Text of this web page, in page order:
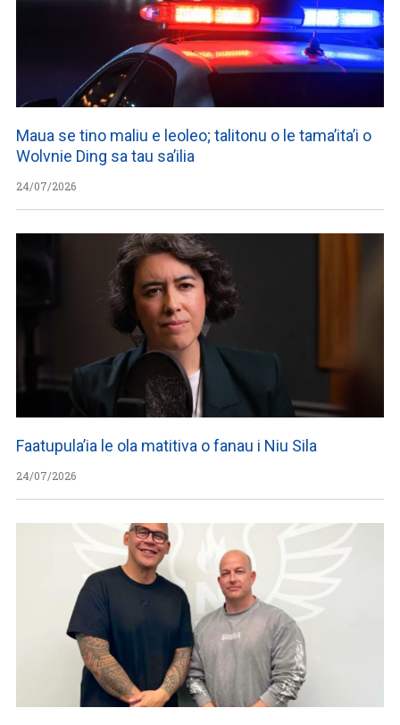
Maua se tino maliu e leoleo; talitonu o le tama’ita’i o
Wolvnie Ding sa tau sa’ilia
24/07/2026
Faatupula’ia le ola matitiva o fanau i Niu Sila
24/07/2026